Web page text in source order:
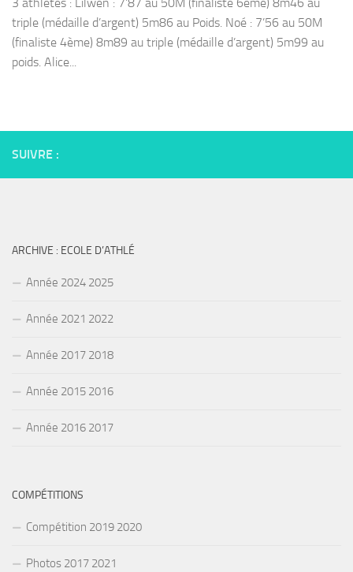
3 athlètes : Lilwen : 7’87 au 50M (finaliste 6ème) 8m46 au
triple (médaille d’argent) 5m86 au Poids. Noé : 7’56 au 50M
(finaliste 4ème) 8m89 au triple (médaille d’argent) 5m99 au
poids. Alice...
SUIVRE :
ARCHIVE : ECOLE D’ATHLÉ
Année 2024 2025
Année 2021 2022
Année 2017 2018
Année 2015 2016
Année 2016 2017
COMPÉTITIONS
Compétition 2019 2020
Photos 2017 2021